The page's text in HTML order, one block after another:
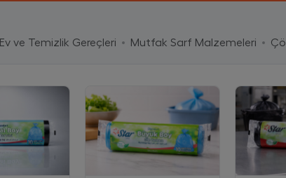
Ev ve Temizlik Gereçleri Mutfak Sarf Malzemeleri